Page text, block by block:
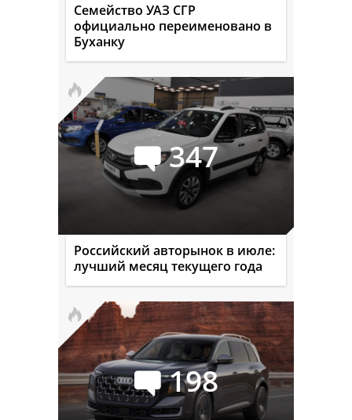
Семейство УАЗ СГР
официально переименовано в
Буханку
347
Российский авторынок в июле:
лучший месяц текущего года
198